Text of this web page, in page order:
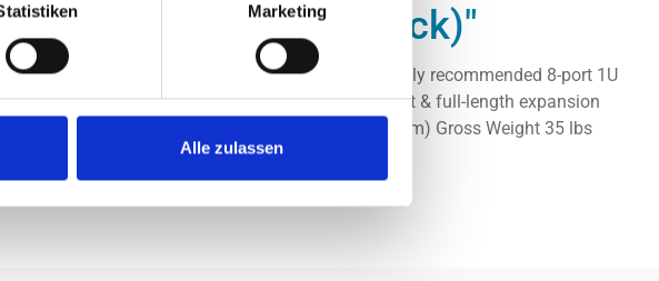
Marketing
Alle zulassen
113TQ-563CB (Black)"
SATA drive bay SAS or enterprise SATA HDD only recommended 8-port 1U
power supply Gold level, 24Pin output 1 full-height & full-length expansion
(43mm) Width 17.2" (437 mm) Depth 23.5" (597mm) Gross Weight 35 lbs